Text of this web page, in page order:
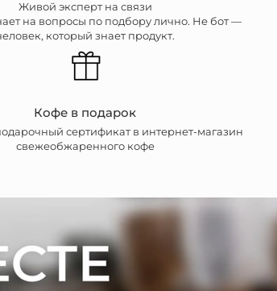
Живой эксперт на связи
на вопросы по подбору лично. Не бот —
который знает продукт.
Кофе в подарок
сертификат в интернет-магазин
свежеобжаренного кофе